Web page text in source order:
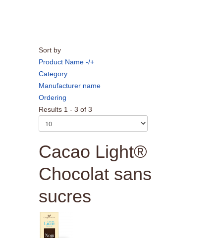
Sort by
Product Name -/+
Category
Manufacturer name
Ordering
Results 1 - 3 of 3
Cacao Light®
Chocolat sans
sucres